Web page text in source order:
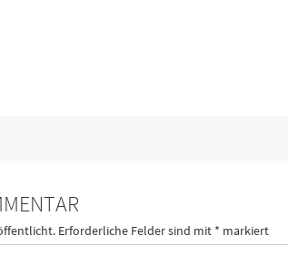
Erforderliche Felder sind mit * markiert